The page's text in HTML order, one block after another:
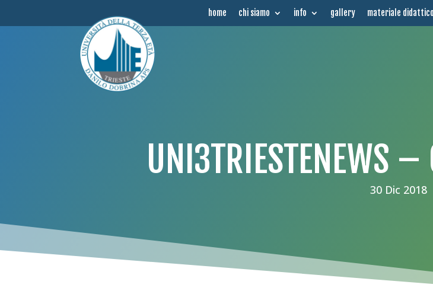
home chi siamo info gallery materiale didattico
UNI3TRIESTENEWS
30 Dic 2018